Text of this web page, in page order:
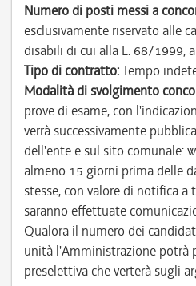
Numero di posti messi a
esclusivamente riservato alle
disabili di cui alla L. 68/1999,
Tipo di contratto:Tempo
Modalità di svolgimento
prove di esame, con
verrà successivamente
dell'ente e sul sito comunale:
almeno 15 giorni prima delle
stesse, con valore di notifica
saranno effettuate
Qualora il numero dei
unità l'Amministrazione potrà
preselettiva che verterà sugli